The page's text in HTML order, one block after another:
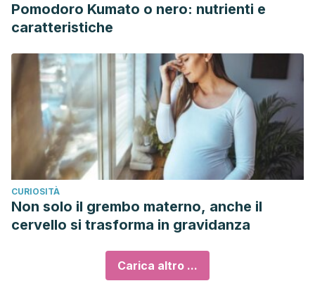
Pomodoro Kumato o nero: nutrienti e
caratteristiche
CURIOSITÀ
Non solo il grembo materno, anche il
cervello si trasforma in gravidanza
Carica altro ...